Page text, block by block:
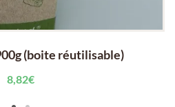
(boite réutilisable)
8,82€